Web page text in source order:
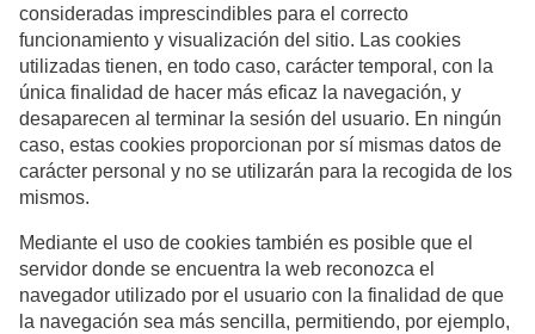
consideradas imprescindibles para el correcto
funcionamiento y visualización del sitio. Las cookies
utilizadas tienen, en todo caso, carácter temporal, con la
única finalidad de hacer más eficaz la navegación, y
desaparecen al terminar la sesión del usuario. En ningún
caso, estas cookies proporcionan por sí mismas datos de
carácter personal y no se utilizarán para la recogida de los
mismos.
Mediante el uso de cookies también es posible que el
servidor donde se encuentra la web reconozca el
navegador utilizado por el usuario con la finalidad de que
la navegación sea más sencilla, permitiendo, por ejemplo,